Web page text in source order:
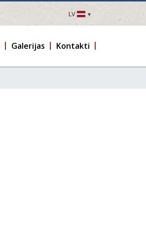
LV
LV
FR
Galerijas Kontakti